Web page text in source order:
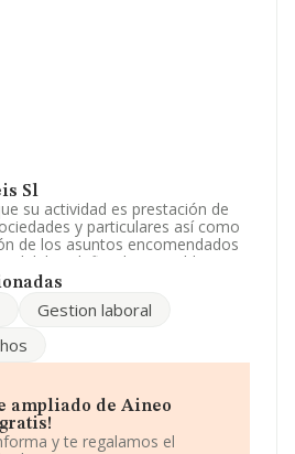
Sl
su actividad es prestación de
y particulares así como
de los asuntos encomendados
laboral, fiscal y contable. La
como Sociedad Limitada.
y asesoría fiscal'. No
12% y teniendo en cuenta la
por encima de la media de
Gestion laboral
ampliado de Aineo
y te regalamos el